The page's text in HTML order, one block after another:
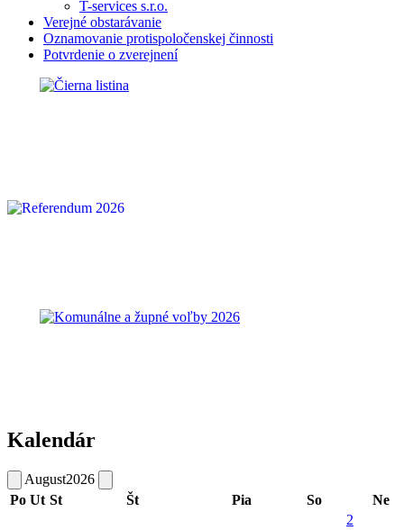
T-services s.r.o.
Verejné obstarávanie
Oznamovanie protispoločenskej činnosti
Potvrdenie o zverejnení
Kalendár
August2026
Po Ut St Št Pia So
Ne
2